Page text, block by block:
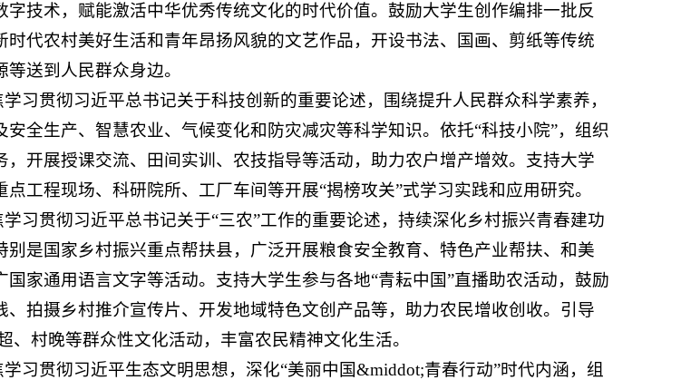
字技术，赋能激活中华优秀传统文化的时代价值。鼓励大学生创作编排一批反
时代农村美好生活和青年昂扬风貌的文艺作品，开设书法、国画、剪纸等传统
送到人民群众身边。
习贯彻习近平总书记关于科技创新的重要论述，围绕提升人民群众科学素养，
全生产、智慧农业、气候变化和防灾减灾等科学知识。依托“科技小院”，组织
，开展授课交流、田间实训、农技指导等活动，助力农户增产增效。支持大学
工程现场、科研院所、工厂车间等开展“揭榜攻关”式学习实践和应用研究。
习贯彻习近平总书记关于“三农”工作的重要论述，持续深化乡村振兴青春建功
别是国家乡村振兴重点帮扶县，广泛开展粮食安全教育、特色产业帮扶、和美
国家通用语言文字等活动。支持大学生参与各地“青耘中国”直播助农活动，鼓励
、拍摄乡村推介宣传片、开发地域特色文创产品等，助力农民增收创收。引导
、村晚等群众性文化活动，丰富农民精神文化生活。
习贯彻习近平生态文明思想，深化“美丽中国&middot;青春行动”时代内涵，组